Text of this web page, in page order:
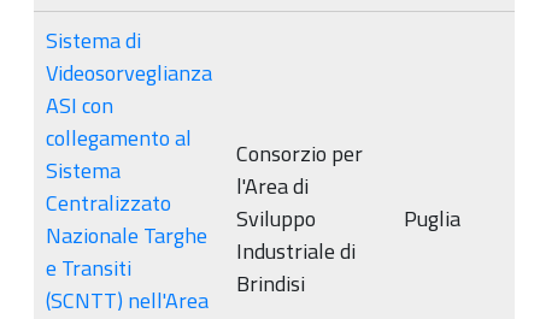
Sistema di
Videosorveglianza
ASI con
collegamento al
Sistema
Centralizzato
Nazionale Targhe
e Transiti
(SCNTT) nell'Area
Consorzio per
l'Area di
Sviluppo
Industriale di
Brindisi
Puglia